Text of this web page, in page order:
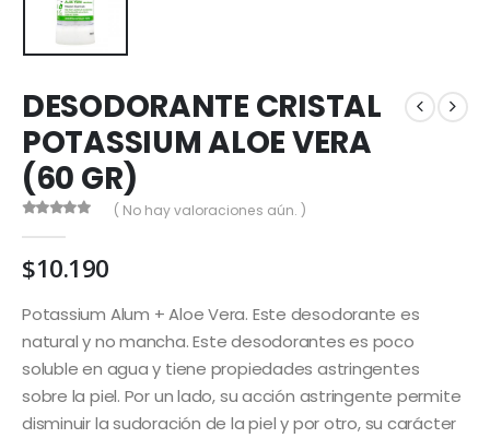
DESODORANTE CRISTAL
POTASSIUM ALOE VERA
(60 GR)
( No hay valoraciones aún. )
$10.190
Potassium Alum + Aloe Vera. Este desodorante es
natural y no mancha. Este desodorantes es poco
soluble en agua y tiene propiedades astringentes
sobre la piel. Por un lado, su acción astringente permite
disminuir la sudoración de la piel y por otro, su carácter